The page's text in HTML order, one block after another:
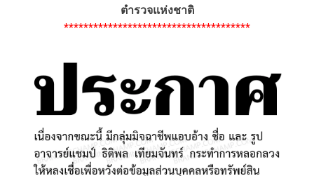
ตำรวจแห่งชาติ
**************************************